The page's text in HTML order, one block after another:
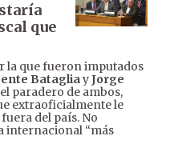
que
la que fueron imputados
BatagliayJorge
paradero de ambos,
extraoficialmente le
del país. No
internacional “más